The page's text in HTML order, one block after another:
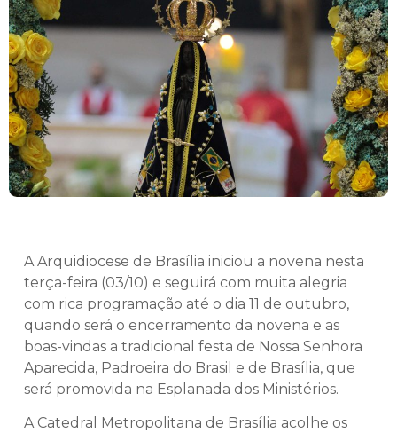
A Arquidiocese de Brasília iniciou a novena nesta
terça-feira (03/10) e seguirá com muita alegria
com rica programação até o dia 11 de outubro,
quando será o encerramento da novena e as
boas-vindas a tradicional festa de Nossa Senhora
Aparecida, Padroeira do Brasil e de Brasília, que
será promovida na Esplanada dos Ministérios.
A Catedral Metropolitana de Brasília acolhe os